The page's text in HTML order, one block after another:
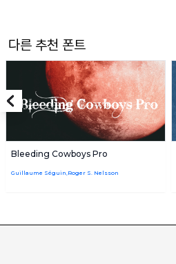
다른 추천 폰트
Bleeding Cowboys Pro
Guillaume Séguin,Roger S. Nelsson